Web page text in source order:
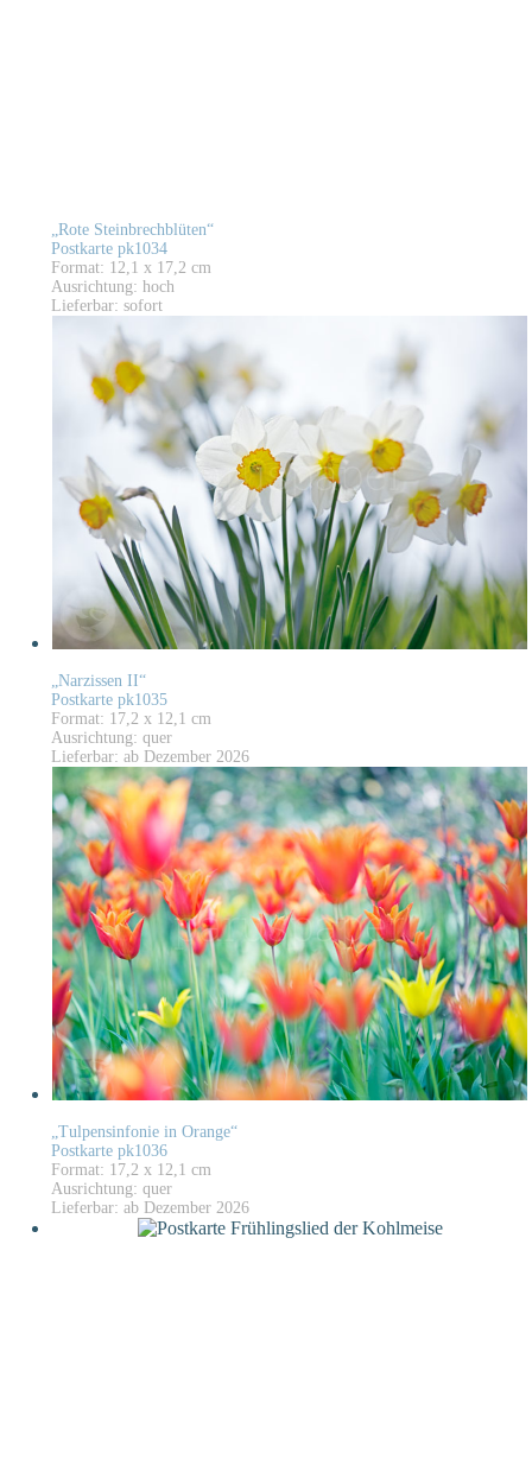
„Rote Steinbrechblüten“
Postkarte pk1034
Format: 12,1 x 17,2 cm
Ausrichtung: hoch
Lieferbar: sofort
„Narzissen II“
Postkarte pk1035
Format: 17,2 x 12,1 cm
Ausrichtung: quer
Lieferbar: ab Dezember 2026
„Tulpensinfonie in Orange“
Postkarte pk1036
Format: 17,2 x 12,1 cm
Ausrichtung: quer
Lieferbar: ab Dezember 2026